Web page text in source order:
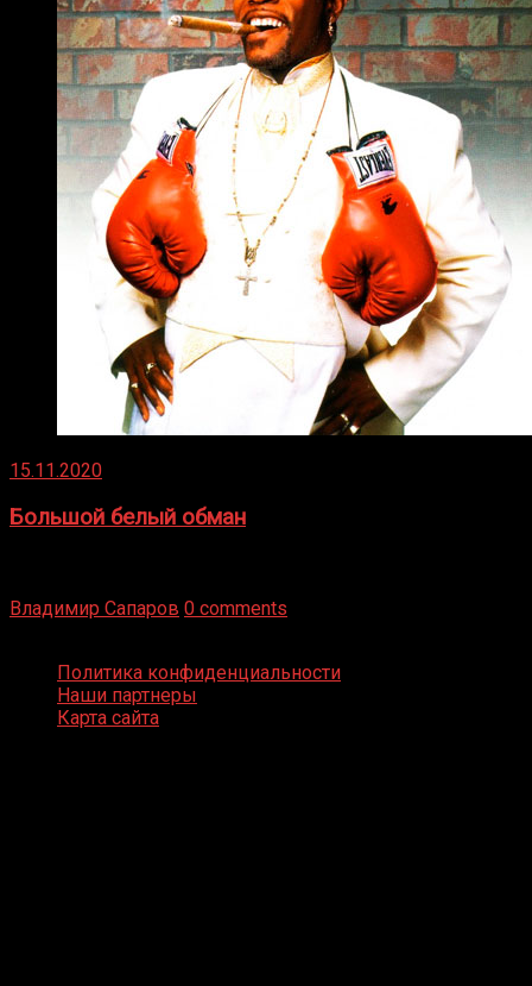
15.11.2020
Большой белый обман
Владимир Сапаров 0 comments
Политика конфиденциальности
Наши партнеры
Карта сайта